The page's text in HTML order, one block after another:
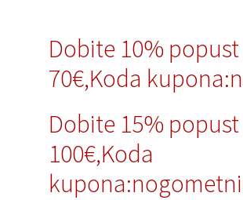
Dobite 10%
70€,Koda
Dobite 15%
100€,Koda